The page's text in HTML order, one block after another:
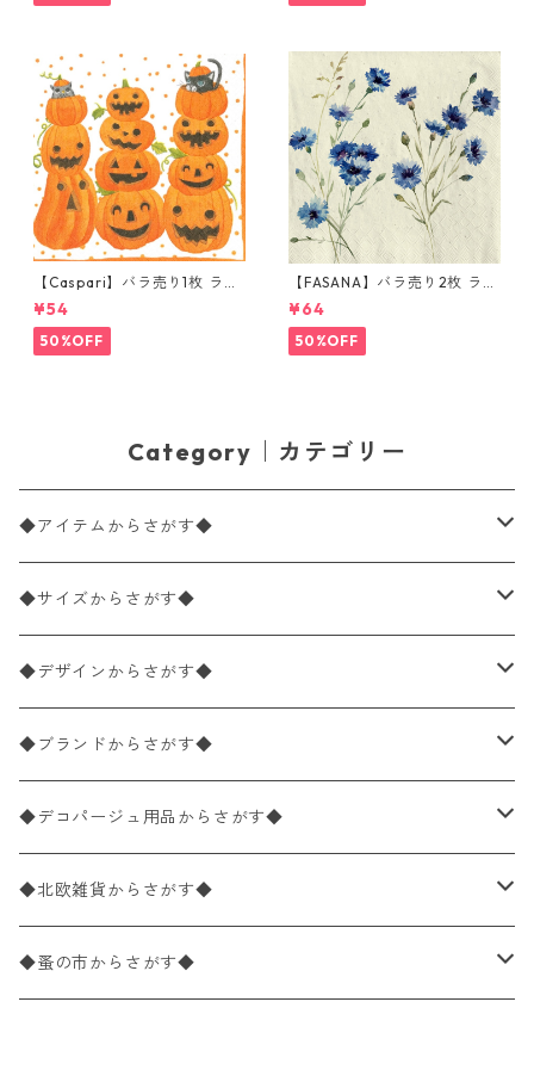
【Caspari】バラ売り1枚 ラン
チサイズ ペーパーナプキン JA
CK O'LANTERNS ホワイト
¥54
50%OFF
【FASANA】バラ売り2枚 ラン
チサイズ ペーパーナプキン Co
rnflower ナチュラル
¥64
50%OFF
Category｜カテゴリー
◆アイテムからさがす◆
ペーパーナプキン2枚バラ売り
ペーパーナプキン1枚バラ売り
ペーパーナプキン20枚入りパック
ペーパーナプキン10枚入りパック
ライスペーパー
ペーパーリネンナプキン
◆サイズからさがす◆
33×33cm（ランチサイズ）
バラ売り
パック売り
25×25cm（カクテルサイズ）
バラ売り
パック売り
40×40cm（ディナーサイズ）
バラ売り
パック売り
21×21cm（ポケットサイズ）
バラ売り
33cm（ラウンド）
◆デザインからさがす◆
花柄
植物・グリーン柄
動物・鳥・昆虫・蝶柄
海・魚柄
◆ブランドからさがす◆
ドイツ製 IHR/イア
ランチサイズ
カクテルサイズ
ドイツ製 Ambiente/アンビエンテ
ランチサイズ
ドイツ製 Paperproducts Design
◆デコパージュ用品からさがす◆
デコパージュ液
デコパージュ下地
◆北欧雑貨からさがす◆
シリコンモールド
◆蚤の市からさがす◆